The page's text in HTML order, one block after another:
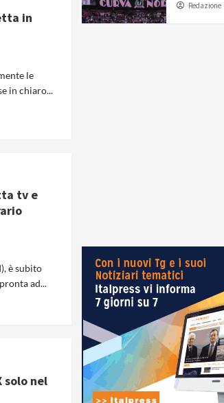
in
le
in chiaro...
tv e
è subito
ad...
solo nel
Redazione